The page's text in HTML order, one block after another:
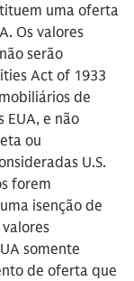
uma oferta
Os valores
serão
Act of 1933
de
EUA, e não
ou
U.S.
forem
isenção de
somente
de oferta que